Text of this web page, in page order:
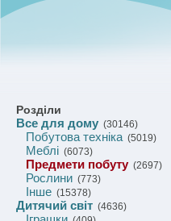
Розділи
Все для дому (30146)
Побутова техніка(5019)
Меблі (6073)
Предмети побуту (2697)
Рослини (773)
Інше (15378)
Дитячий світ (4636)